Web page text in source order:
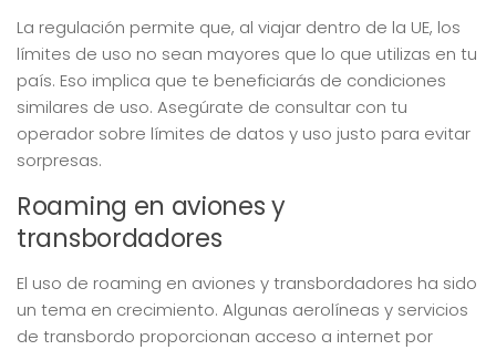
La regulación permite que, al viajar dentro de la UE, los
límites de uso no sean mayores que lo que utilizas en tu
país. Eso implica que te beneficiarás de condiciones
similares de uso. Asegúrate de consultar con tu
operador sobre límites de datos y uso justo para evitar
sorpresas.
Roaming en aviones y
transbordadores
El uso de roaming en aviones y transbordadores ha sido
un tema en crecimiento. Algunas aerolíneas y servicios
de transbordo proporcionan acceso a internet por